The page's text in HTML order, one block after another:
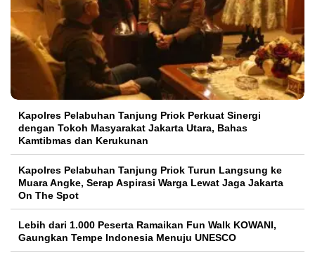
Kapolres Pelabuhan Tanjung Priok Perkuat Sinergi
dengan Tokoh Masyarakat Jakarta Utara, Bahas
Kamtibmas dan Kerukunan
Kapolres Pelabuhan Tanjung Priok Turun Langsung ke
Muara Angke, Serap Aspirasi Warga Lewat Jaga Jakarta
On The Spot
Lebih dari 1.000 Peserta Ramaikan Fun Walk KOWANI,
Gaungkan Tempe Indonesia Menuju UNESCO